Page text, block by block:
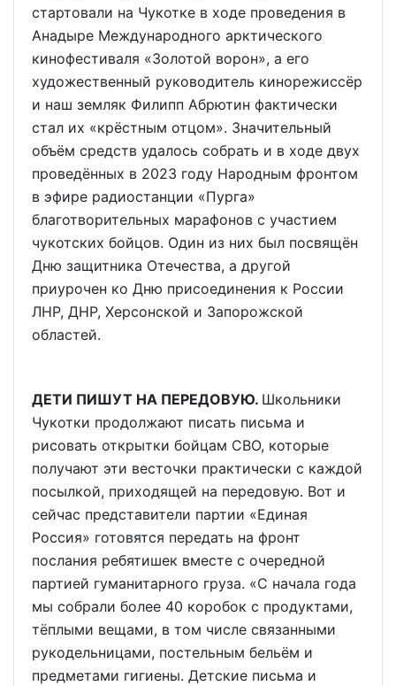
стартовали на Чукотке в ходе проведения в
Анадыре Международного арктического
кинофестиваля «Золотой ворон», а его
художественный руководитель кинорежиссёр
и наш земляк Филипп Абрютин фактически
стал их «крёстным отцом». Значительный
объём средств удалось собрать и в ходе двух
проведённых в 2023 году Народным фронтом
в эфире радиостанции «Пурга»
благотворительных марафонов с участием
чукотских бойцов. Один из них был посвящён
Дню защитника Отечества, а другой
приурочен ко Дню присоединения к России
ЛНР, ДНР, Херсонской и Запорожской
областей.
ДЕТИ ПИШУТ НА ПЕРЕДОВУЮ. Школьники
Чукотки продолжают писать письма и
рисовать открытки бойцам СВО, которые
получают эти весточки практически с каждой
посылкой, приходящей на передовую. Вот и
сейчас представители партии «Единая
Россия» готовятся передать на фронт
послания ребятишек вместе с очередной
партией гуманитарного груза. «С начала года
мы собрали более 40 коробок с продуктами,
тёплыми вещами, в том числе связанными
рукодельницами, постельным бельём и
предметами гигиены. Детские письма и